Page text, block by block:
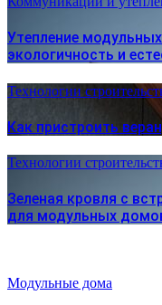
Утепление
экологичность и
Технологии
Как пристроить
Технологии
Зеленая кровля с
для модульных
Модульные дома